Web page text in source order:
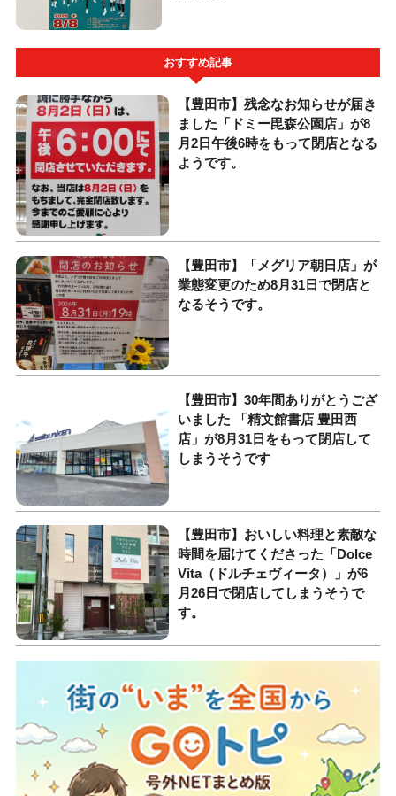
おすすめ記事
【豊田市】残念なお知らせが届き
ました「ドミー毘森公園店」が8
月2日午後6時をもって閉店となる
ようです。
【豊田市】「メグリア朝日店」が
業態変更のため8月31日で閉店と
なるそうです。
【豊田市】30年間ありがとうござ
いました 「精文館書店 豊田西
店」が8月31日をもって閉店して
しまうそうです
【豊田市】おいしい料理と素敵な
時間を届けてくださった「Dolce
Vita（ドルチェヴィータ）」が6
月26日で閉店してしまうそうで
す。